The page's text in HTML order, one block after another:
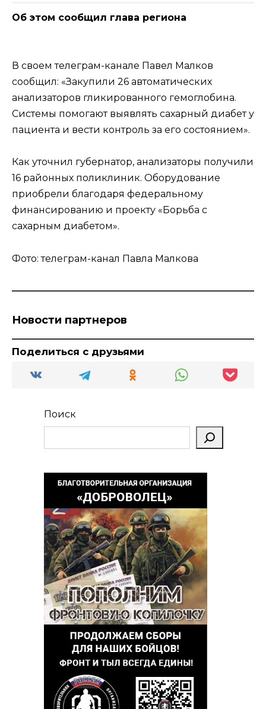
Об этом сообщил глава региона
В своем телеграм-канале Павел Малков
сообщил: «Закупили 26 автоматических
анализаторов гликированного гемоглобина.
Системы помогают выявлять сахарный диабет у
пациента и вести контроль за его состоянием».
Как уточнил губернатор, анализаторы получили
16 районных поликлиник. Оборудование
приобрели благодаря федеральному
финансированию и проекту «Борьба с
сахарным диабетом».
Фото: телеграм-канал Павла Малкова
Новости партнеров
Поделиться с друзьями
Поиск